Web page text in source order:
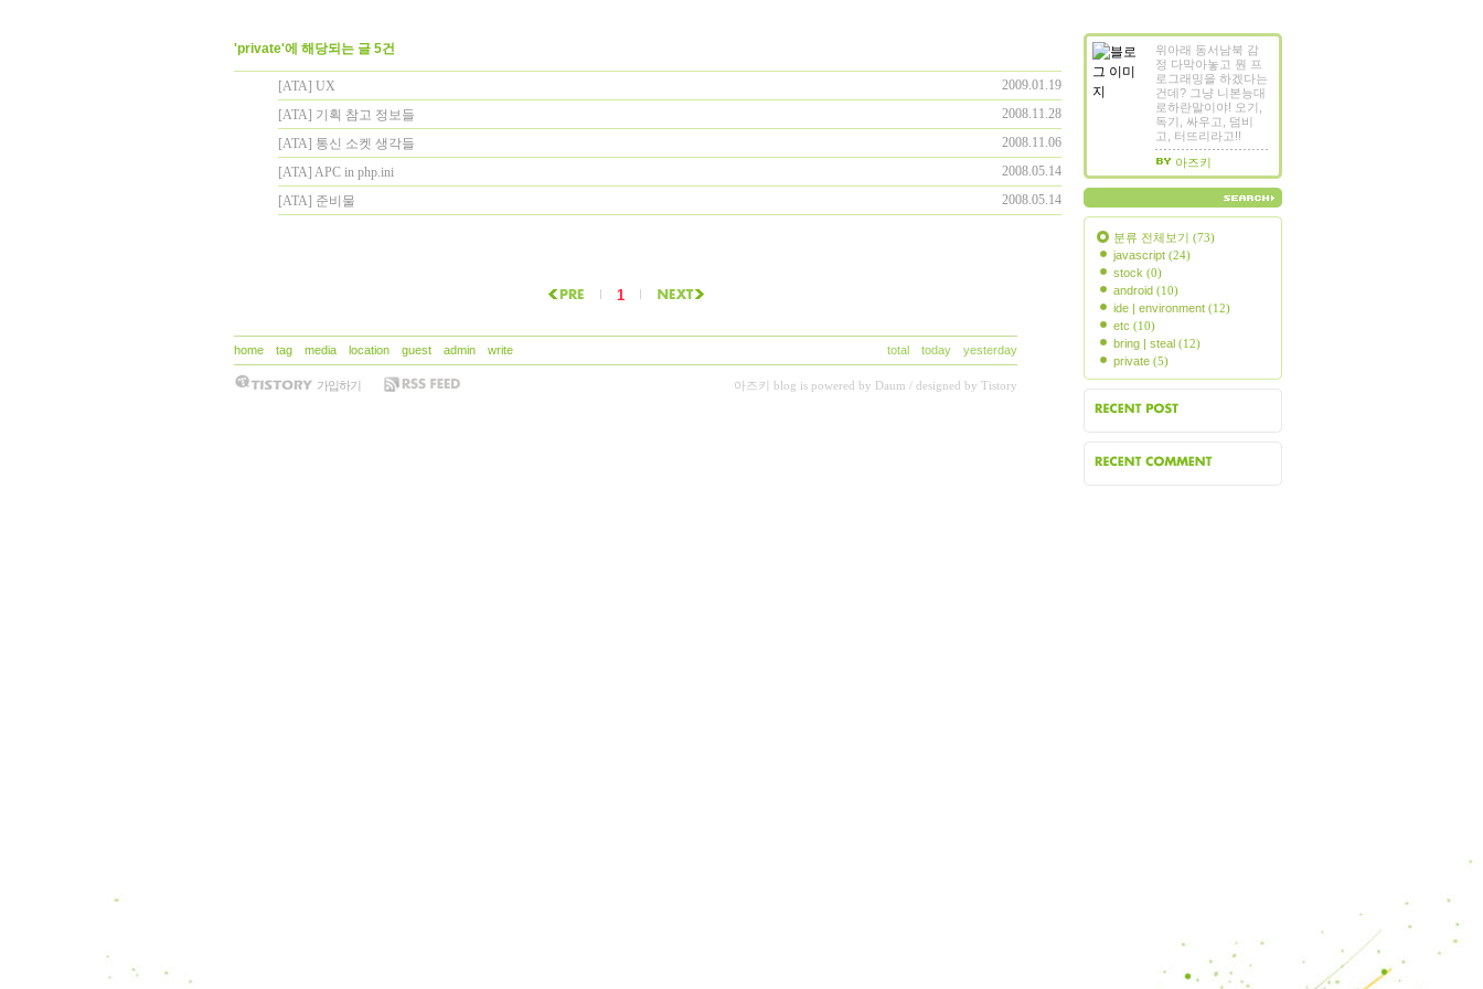
'private'에 해당되는 글 5건
2009.01.19
[ATA] UX
2008.11.28
[ATA] 기획 참고 정보들
2008.11.06
[ATA] 통신 소켓 생각들
2008.05.14
[ATA] APC in php.ini
2008.05.14
[ATA] 준비물
1
home tag media location guest admin write total today yesterday
가입하기 아즈키 blog is powered by Daum / designed by Tistory
위아래 동서남북 감
정 다막아놓고 뭔 프
로그래밍을 하겠다는
건데? 그냥 니본능대
로하란말이야! 오기,
독기, 싸우고, 덤비
고, 터뜨리라고!!
아즈키
분류 전체보기 (73)
javascript (24)
stock (0)
android (10)
ide | environment (12)
etc (10)
bring | steal (12)
private (5)